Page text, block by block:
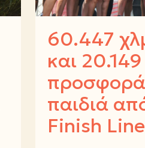
60.447
και
παιδιά
Finish